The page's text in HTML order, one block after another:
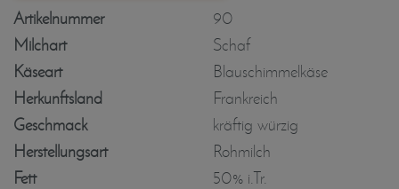
Artikelnummer
90
Milchart
Schaf
Käseart
Blauschimmelkäse
Herkunftsland
Frankreich
Geschmack
kräftig würzig
Herstellungsart
Rohmilch
Fett
50% i.Tr.